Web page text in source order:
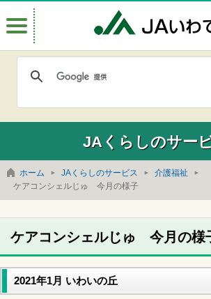
JAくらしのサー
ホーム JAくらしのサービス
介護福祉
ケアコンシェルじゅ 今月の様子
ケアコンシェルじゅ 今月の様
2021年1月 いわいの丘